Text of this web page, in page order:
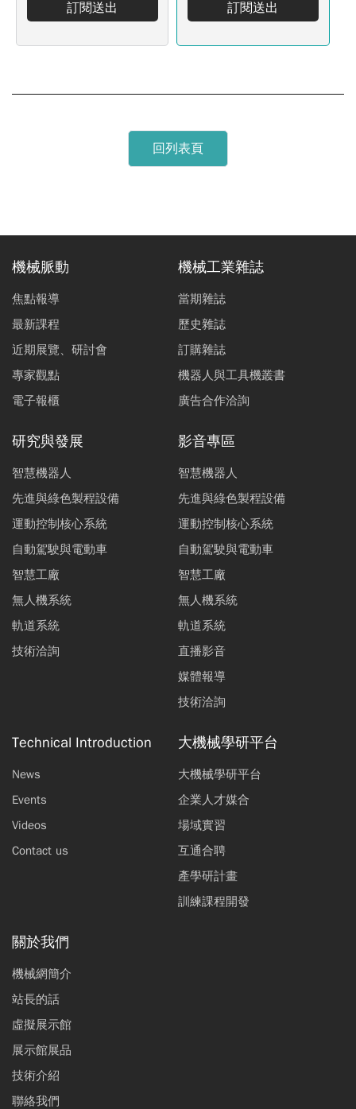
訂閱送出 訂閱送出
回列表頁
機械脈動
焦點報導
最新課程
近期展覽、研討會
專家觀點
電子報櫃
機械工業雜誌
當期雜誌
歷史雜誌
訂購雜誌
機器人與工具機叢書
廣告合作洽詢
研究與發展
智慧機器人
先進與綠色製程設備
運動控制核心系統
自動駕駛與電動車
智慧工廠
無人機系統
軌道系統
技術洽詢
影音專區
智慧機器人
先進與綠色製程設備
運動控制核心系統
自動駕駛與電動車
智慧工廠
無人機系統
軌道系統
直播影音
媒體報導
技術洽詢
Technical Introduction
News
Events
Videos
Contact us
大機械學研平台
大機械學研平台
企業人才媒合
場域實習
互通合聘
產學研計畫
訓練課程開發
關於我們
機械網簡介
站長的話
虛擬展示館
展示館展品
技術介紹
聯絡我們